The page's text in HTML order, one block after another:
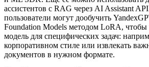
ассистентов с RAG через AI Assistant
пользователи могут дообучить
Foundation Models методом LoRA, чтобы
модель для специфических задач:
корпоративном стиле или извлекать
документов в нужном формате.